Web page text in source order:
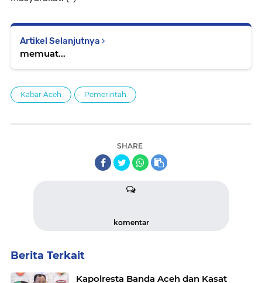
Artikel Selanjutnya
memuat...
Kabar Aceh Pemerintah
SHARE
komentar
Berita Terkait
Kapolresta Banda Aceh dan Kasat